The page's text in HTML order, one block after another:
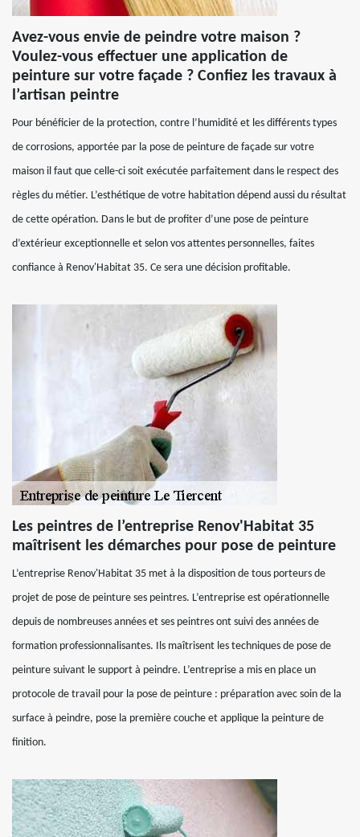
Avez-vous envie de peindre votre maison ?
Voulez-vous effectuer une application de
peinture sur votre façade ? Confiez les travaux à
l’artisan peintre
Pour bénéficier de la protection, contre l’humidité et les différents types
de corrosions, apportée par la pose de peinture de façade sur votre
maison il faut que celle-ci soit exécutée parfaitement dans le respect des
règles du métier. L’esthétique de votre habitation dépend aussi du résultat
de cette opération. Dans le but de profiter d’une pose de peinture
d’extérieur exceptionnelle et selon vos attentes personnelles, faites
confiance à Renov'Habitat 35. Ce sera une décision profitable.
Les peintres de l’entreprise Renov'Habitat 35
maîtrisent les démarches pour pose de peinture
L’entreprise Renov'Habitat 35 met à la disposition de tous porteurs de
projet de pose de peinture ses peintres. L’entreprise est opérationnelle
depuis de nombreuses années et ses peintres ont suivi des années de
formation professionnalisantes. Ils maîtrisent les techniques de pose de
peinture suivant le support à peindre. L’entreprise a mis en place un
protocole de travail pour la pose de peinture : préparation avec soin de la
surface à peindre, pose la première couche et applique la peinture de
finition.